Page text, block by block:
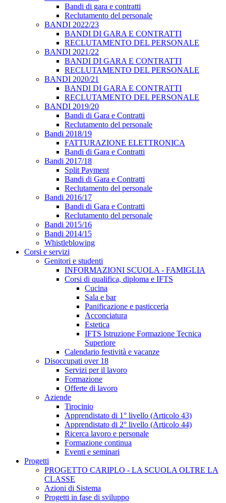
Bandi di gara e contratti
Reclutamento del personale
BANDI 2022/23
BANDI DI GARA E CONTRATTI
RECLUTAMENTO DEL PERSONALE
BANDI 2021/22
BANDI DI GARA E CONTRATTI
RECLUTAMENTO DEL PERSONALE
BANDI 2020/21
BANDI DI GARA E CONTRATTI
RECLUTAMENTO DEL PERSONALE
BANDI 2019/20
Bandi di Gara e Contratti
Reclutamento del personale
Bandi 2018/19
FATTURAZIONE ELETTRONICA
Bandi di Gara e Contratti
Bandi 2017/18
Split Payment
Bandi di Gara e Contratti
Reclutamento del personale
Bandi 2016/17
Bandi di Gara e Contratti
Reclutamento del personale
Bandi 2015/16
Bandi 2014/15
Whistleblowing
Corsi e servizi
Genitori e studenti
INFORMAZIONI SCUOLA - FAMIGLIA
Corsi di qualifica, diploma e IFTS
Cucina
Sala e bar
Panificazione e pasticceria
Acconciatura
Estetica
IFTS Istruzione Formazione Tecnica
Superiore
Calendario festività e vacanze
Disoccupati over 18
Servizi per il lavoro
Formazione
Offerte di lavoro
Aziende
Tirocinio
Apprendistato di 1° livello (Articolo 43)
Apprendistato di 2° livello (Articolo 44)
Ricerca lavoro e personale
Formazione continua
Eventi e seminari
Progetti
PROGETTO CARIPLO - LA SCUOLA OLTRE LA
CLASSE
Azioni di Sistema
Progetti in fase di sviluppo